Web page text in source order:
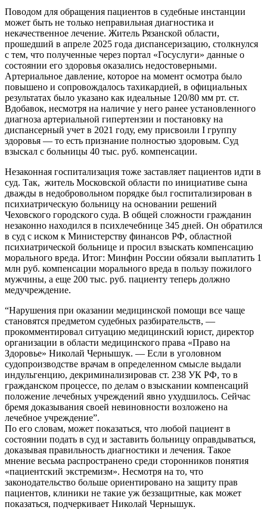
Поводом для обращения пациентов в судебные инстанции
может быть не только неправильная диагностика и
некачественное лечение. Житель Рязанской области,
прошедший в апреле 2025 года диспансеризацию, столкнулся
с тем, что полученные через портал «Госуслуги» данные о
состоянии его здоровья оказались недостоверными.
Артериальное давление, которое на момент осмотра было
повышено и сопровождалось тахикардией, в официальных
результатах было указано как идеальные 120/80 мм рт. ст.
Вдобавок, несмотря на наличие у него ранее установленного
диагноза артериальной гипертензии и постановку на
диспансерный учет в 2021 году, ему присвоили I группу
здоровья — то есть признание полностью здоровым. Суд
взыскал с больницы 40 тыс. руб. компенсации.
Незаконная госпитализация тоже заставляет пациентов идти в
суд. Так, житель Московской области по инициативе сына
дважды в недобровольном порядке был госпитализирован в
психиатрическую больницу на основании решений
Чеховского городского суда. В общей сложности гражданин
незаконно находился в психлечебнице 345 дней. Он обратился
в суд с иском к Министерству финансов РФ, областной
психиатрической больнице и просил взыскать компенсацию
морального вреда. Итог: Минфин России обязали выплатить 1
млн руб. компенсации морального вреда в пользу пожилого
мужчины, а еще 200 тыс. руб. пациенту теперь должно
медучреждение.
“Нарушения при оказании медицинской помощи все чаще
становятся предметом судебных разбирательств, —
прокомментировал ситуацию медицинский юрист, директор
организации в области медицинского права «Право на
Здоровье» Николай Чернышук. — Если в уголовном
судопроизводстве врачам в определенном смысле выдали
индульгенцию, декриминализировав ст. 238 УК РФ, то в
гражданском процессе, по делам о взыскании компенсаций
положение лечебных учреждений явно ухудшилось. Сейчас
бремя доказывания своей невиновности возложено на
лечебное учреждение”.
По его словам, может показаться, что любой пациент в
состоянии подать в суд и заставить больницу оправдываться,
доказывая правильность диагностики и лечения. Такое
мнение весьма распространено среди сторонников понятия
«пациентский экстремизм». Несмотря на то, что
законодательство больше ориентировано на защиту прав
пациентов, клиники не такие уж беззащитные, как может
показаться, подчеркивает Николай Чернышук.